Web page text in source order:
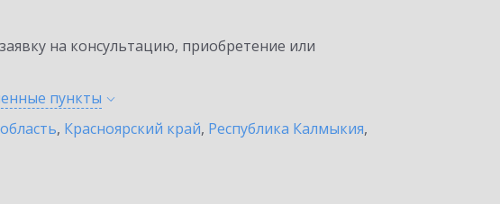
на консультацию, приобретение или
пункты
, Красноярский край, Республика Калмыкия,